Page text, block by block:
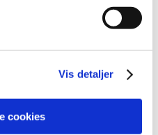
Vis detaljer
cookies